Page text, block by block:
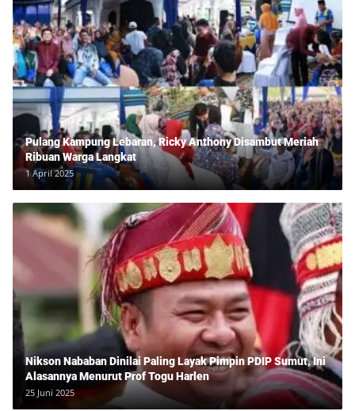
Pulang Kampung Lebaran, Ricky Anthony Disambut Meriah
Ribuan Warga Langkat
1 April 2025
Nikson Nababan Dinilai Paling Layak Pimpin PDIP Sumut, Ini
Alasannya Menurut Prof Togu Harlen
25 Juni 2025